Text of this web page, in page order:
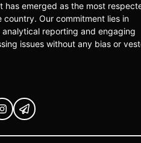
has emerged as the most
country. Our commitment lies in
reporting and engaging
issues without any bias or